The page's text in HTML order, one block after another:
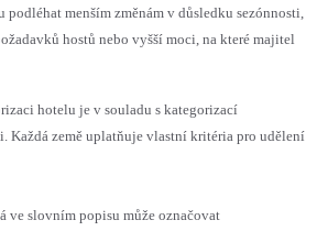
menším změnám v důsledku sezónnosti,
hostů nebo vyšší moci, na které majitel
hotelu je v souladu s kategorizací
Každá země uplatňuje vlastní kritéria pro udělení
ve slovním popisu může označovat